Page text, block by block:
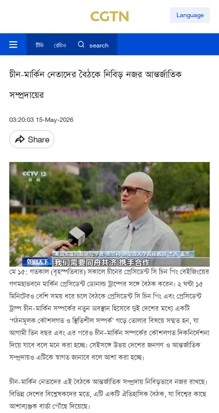
Language
টিভি রেডিও search
চীন-মার্কিন নেতাদের বৈঠকে নিবিড় নজর আন্তর্জাতিক
সম্প্রদায়ের
03:20:03 15-May-2026
Share
মে ১৫: গতকাল (বৃহস্পতিবার) সকালে চীনের প্রেসিডেন্ট সি চিন পিং বেইজিংয়ের
গণমহাভবনে মার্কিন প্রেসিডেন্ট ডোনাল্ড ট্রাম্পের সঙ্গে বৈঠক করেন। ২ ঘণ্টা ১৫
মিনিটেরও বেশি সময় ধরে চলে বৈঠকে প্রেসিডেন্ট সি চিন পিং এবং প্রেসিডেন্ট
ট্রাম্প চীন–মার্কিন সম্পর্কের নতুন অবস্থান হিসেবে দুই দেশের মধ্যে একটি
‘গঠনমূলক কৌশলগত ও স্থিতিশীল সম্পর্ক’ গড়ে তোলার বিষয়ে সম্মত হন, যা
আগামী তিন বছর এবং এর পরেও চীন–মার্কিন সম্পর্কের কৌশলগত দিকনির্দেশনা
দিয়ে যাবে বলে মনে করা হচ্ছে। সেইসঙ্গে উভয় দেশের জনগণ ও আন্তর্জাতিক
সম্প্রদায়ও এটিকে স্বাগত জানাবে বলে আশা করা হচ্ছে।
চীন-মার্কিন নেতাদের এই বৈঠকে আন্তর্জাতিক সম্প্রদায় নিবিড়ভাবে নজর রাখছে।
বিভিন্ন দেশের বিশ্লেষকদের মতে, এটি একটি ঐতিহাসিক বৈঠক, যা বিশ্বের কাছে
আশাব্যঞ্জক বার্তা পৌঁছে দিয়েছে।